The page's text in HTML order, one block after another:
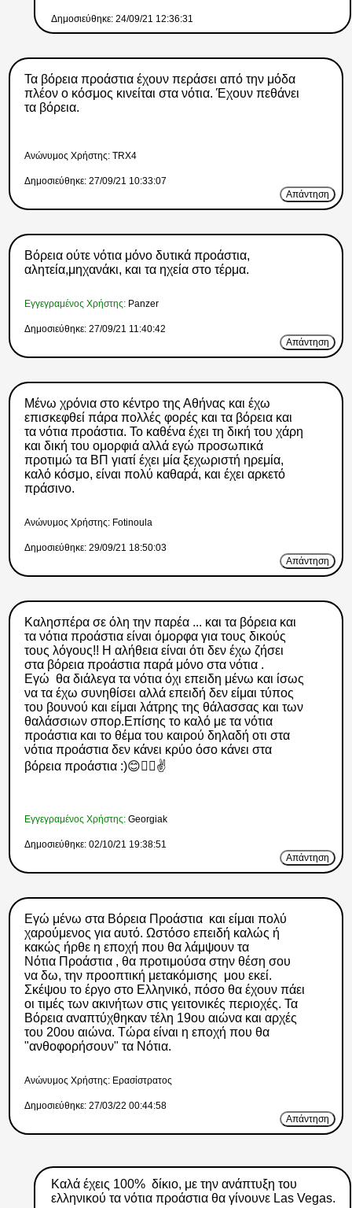
Δημοσιεύθηκε: 24/09/21 12:36:31
Τα βόρεια προάστια έχουν περάσει από την μόδα
πλέον ο κόσμος κινείται στα νότια. Έχουν πεθάνει
τα βόρεια.
Ανώνυμος Xρήστης: TRX4
Δημοσιεύθηκε: 27/09/21 10:33:07
Απάντηση
Βόρεια ούτε νότια μόνο δυτικά προάστια,
αλητεία,μηχανάκι, και τα ηχεία στο τέρμα.
Εγγεγραμένος Χρήστης: Panzer
Δημοσιεύθηκε: 27/09/21 11:40:42
Απάντηση
Μένω χρόνια στο κέντρο της Αθήνας και έχω
επισκεφθεί πάρα πολλές φορές και τα βόρεια και
τα νότια προάστια. Το καθένα έχει τη δική του χάρη
και δική του ομορφιά αλλά εγώ προσωπικά
προτιμώ τα ΒΠ γιατί έχει μία ξεχωριστή ηρεμία,
καλό κόσμο, είναι πολύ καθαρά, και έχει αρκετό
πράσινο.
Ανώνυμος Xρήστης: Fotinoula
Δημοσιεύθηκε: 29/09/21 18:50:03
Απάντηση
Καλησπέρα σε όλη την παρέα ... και τα βόρεια και
τα νότια προάστια είναι όμορφα για τους δικούς
τους λόγους!! Η αλήθεια είναι ότι δεν έχω ζήσει
στα βόρεια προάστια παρά μόνο στα νότια .
Εγώ θα διάλεγα τα νότια όχι επειδη μένω και ίσως
να τα έχω συνηθίσει αλλά επειδή δεν είμαι τύπος
του βουνού και είμαι λάτρης της θάλασσας και των
θαλάσσιων σπορ.Επίσης το καλό με τα νότια
προάστια και το θέμα του καιρού δηλαδή οτι στα
νότια προάστια δεν κάνει κρύο όσο κάνει στα
βόρεια προάστια :)😊👌🏿✌️
Εγγεγραμένος Χρήστης:Georgiak
Δημοσιεύθηκε: 02/10/21 19:38:51
Απάντηση
Εγώ μένω στα Βόρεια Προάστια και είμαι πολύ
χαρούμενος για αυτό. Ωστόσο επειδή καλώς ή
κακώς ήρθε η εποχή που θα λάμψουν τα
Νότια Προάστια , θα προτιμούσα στην θέση σου
να δω, την προοπτική μετακόμισης μου εκεί.
Σκέψου το έργο στο Ελληνικό, πόσο θα έχουν πάει
οι τιμές των ακινήτων στις γειτονικές περιοχές. Τα
Βόρεια αναπτύχθηκαν τέλη 19ου αιώνα και αρχές
του 20ου αιώνα. Τώρα είναι η εποχή που θα
"ανθοφορήσουν" τα Νότια.
Ανώνυμος Xρήστης: Ερασίστρατος
Δημοσιεύθηκε: 27/03/22 00:44:58
Απάντηση
Καλά έχεις 100% δίκιο, με την ανάπτυξη του
ελληνικού τα νότια προάστια θα γίνουνε Las Vegas.